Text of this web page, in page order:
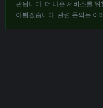
관됩니다. 더 나은 서비스를
아뵙겠습니다. 관련 문의는 이